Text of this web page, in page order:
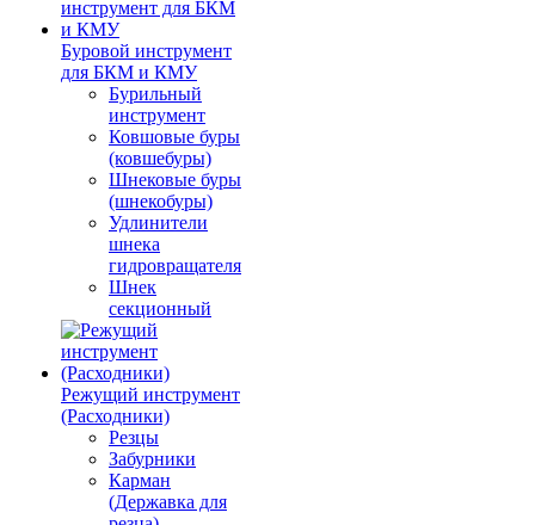
Буровой инструмент
для БКМ и КМУ
Бурильный
инструмент
Ковшовые буры
(ковшебуры)
Шнековые буры
(шнекобуры)
Удлинители
шнека
гидровращателя
Шнек
секционный
Режущий инструмент
(Расходники)
Резцы
Забурники
Карман
(Державка для